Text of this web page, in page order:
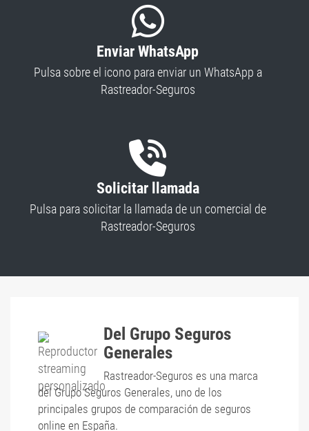
Enviar WhatsApp
Pulsa sobre el icono para enviar un WhatsApp a
Rastreador-Seguros
Solicitar llamada
Pulsa para solicitar la llamada de un comercial de
Rastreador-Seguros
Del Grupo Seguros
Generales
Rastreador-Seguros es una marca
del Grupo Seguros Generales, uno de los
principales grupos de comparación de seguros
online en España.